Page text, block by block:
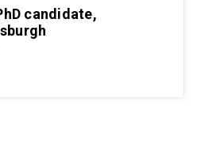
candidate,